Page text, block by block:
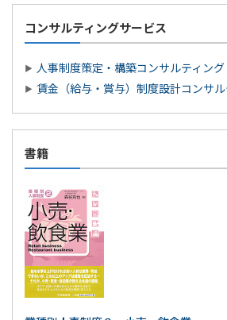
コンサルティングサービス
人事制度策定・構築コンサルティング
賃金（給与・賞与）制度設計コンサ
書籍